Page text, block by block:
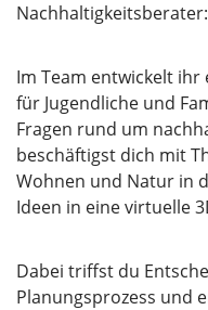
Im Team entwickelt
für Jugendliche und
Fragen rund um
beschäftigst dich mit
Wohnen und Natur in
Ideen in eine virtuelle
Dabei triffst du
Planungsprozess und